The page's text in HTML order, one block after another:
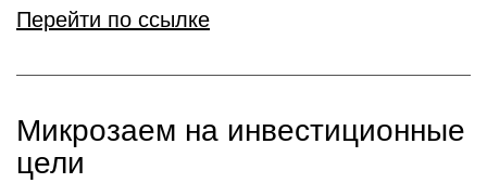
Перейти по ссылке
Микрозаем на инвестиционные
цели